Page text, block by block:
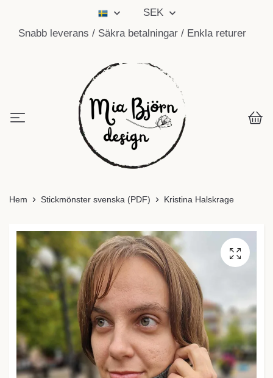
SEK
Snabb leverans / Säkra betalningar / Enkla returer
Hem Stickmönster svenska (PDF) Kristina Halskrage